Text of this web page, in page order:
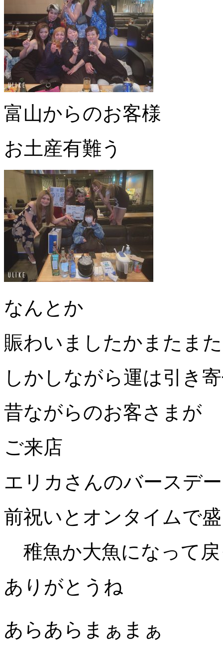
富山からのお客様
お土産有難う
なんとか
賑わいましたかまたま
しかしながら運は引き
昔ながらのお客さまが
ご来店
エリカさんのバースデー
前祝いとオンタイムで
稚魚か大魚になって
ありがとうね
あらあらまぁまぁ